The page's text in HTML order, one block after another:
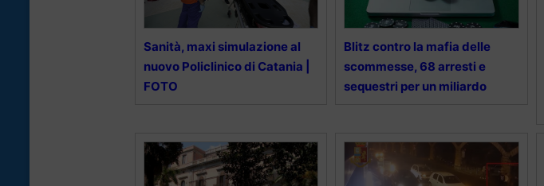
Sanità, maxi simulazione al
nuovo Policlinico di Catania |
FOTO
Blitz contro la mafia delle
scommesse, 68 arresti e
sequestri per un miliardo